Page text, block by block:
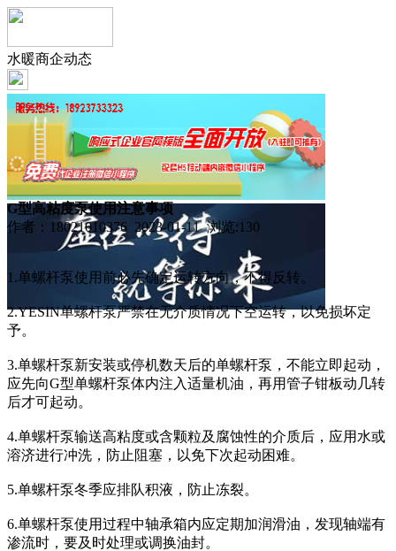
水暖商企动态
G型高粘度泵使用注意事项
作者：18021010376 2023-01-11 浏览:130
1.单螺杆泵使用前必先确定运转方向，不得反转。
2.YESIN单螺杆泵严禁在无介质情况下空运转，以免损坏定
予。
3.单螺杆泵新安装或停机数天后的单螺杆泵，不能立即起动，
应先向G型单螺杆泵体内注入适量机油，再用管子钳板动几转
后才可起动。
4.单螺杆泵输送高粘度或含颗粒及腐蚀性的介质后，应用水或
溶济进行冲洗，防止阻塞，以免下次起动困难。
5.单螺杆泵冬季应排队积液，防止冻裂。
6.单螺杆泵使用过程中轴承箱内应定期加润滑油，发现轴端有
渗流时，要及时处理或调换油封。